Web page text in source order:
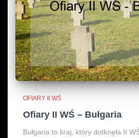
OFIARY II WŚ
Ofiary II WŚ – Bułgaria
Bułgaria to kraj, który dotknęła II